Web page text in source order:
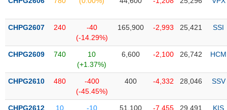
ký
Danh
ETF
phiếu
tiết
CHPG2607 240
-40
(-14.29%)
165,900 -2,993 25,421 SSI
CHPG2609 740
10
(+1.37%)
6,600 -2,100 26,742 HCM
CHPG2610 480
-400
(-45.45%)
400 -4,332 28,046 SSV
CHPG2612 10
-10
51,100 -7,455 29,491 KIS
DỮ
LIỆU
MỚI
Ngành
(-)